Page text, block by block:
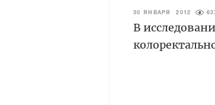
30 ЯНВАРЯ 2012
В